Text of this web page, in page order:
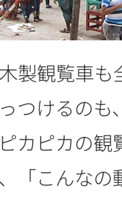
製観覧車
つけるの
カピカの
「こんな